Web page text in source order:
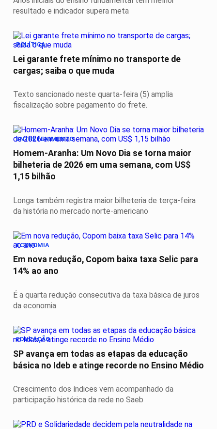
resultado e indicador supera meta
POLÍTICA
Lei garante frete mínimo no transporte de
cargas; saiba o que muda
Texto sancionado neste quarta-feira (5) amplia
fiscalização sobre pagamento do frete.
ENTRETENIMENTO
Homem-Aranha: Um Novo Dia se torna maior
bilheteria de 2026 em uma semana, com US$
1,15 bilhão
Longa também registra maior bilheteria de terça-feira
da história no mercado norte-americano
ECONOMIA
Em nova redução, Copom baixa taxa Selic para
14% ao ano
É a quarta redução consecutiva da taxa básica de juros
da economia
EDUCAÇÃO
SP avança em todas as etapas da educação
básica no Ideb e atinge recorde no Ensino Médio
Crescimento dos índices vem acompanhado da
participação histórica da rede no Saeb